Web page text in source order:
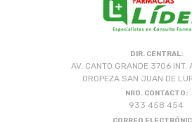
DIR. CENTRAL:
AV. CANTO GRANDE 3706 INT.
OROPEZA SAN JUAN DE
NRO. CONTACTO:
933 458 454